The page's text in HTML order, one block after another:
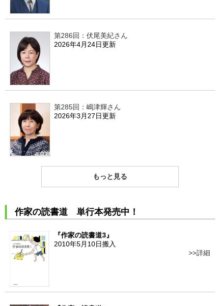
第286回：伏尾美紀さん
2026年4月24日更新
第285回：嶋津輝さん
2026年3月27日更新
もっと見る
作家の読書道 単行本発売中！
『作家の読書道3』
2010年5月10日搬入
詳細